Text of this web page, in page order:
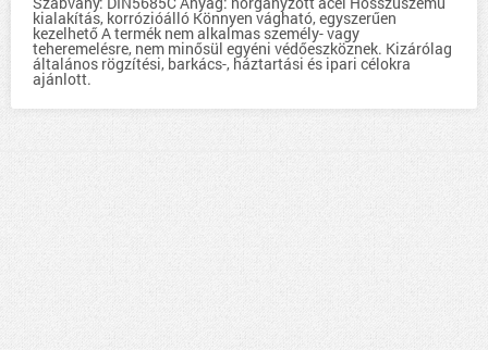
kialakítás, korrózióálló Könnyen vágható, egyszerűen
kezelhető A termék nem alkalmas személy- vagy
teheremelésre, nem minősül egyéni védőeszköznek. Kizárólag
általános rögzítési, barkács-, háztartási és ipari célokra
ajánlott.